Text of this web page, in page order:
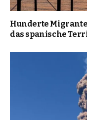
Hunderte
das spanische